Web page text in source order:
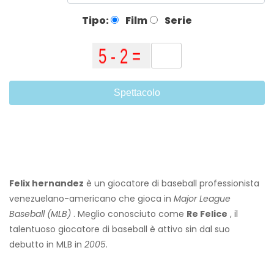
Tipo: Film Serie
Spettacolo
Felix hernandez è un giocatore di baseball professionista
venezuelano-americano che gioca in Major League
Baseball (MLB) . Meglio conosciuto come Re Felice , il
talentuoso giocatore di baseball è attivo sin dal suo
debutto in MLB in 2005.